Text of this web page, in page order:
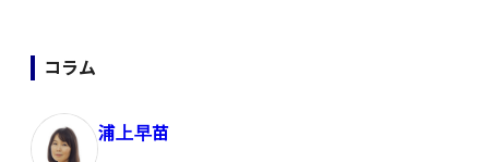
コラム
浦上早苗